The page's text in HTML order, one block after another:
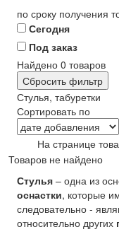
по сроку получения
Сегодня
Под заказ
Найдено 0 товаров
Сбросить фильтр
Стулья, табуретки
Сортировать по
На странице
Товаров не найдено
Стулья – одна из
оснастки, которые
следовательно -
относительно других